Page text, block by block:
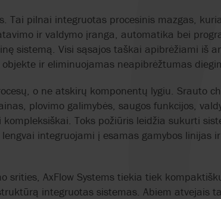
MACOGA
MARCH PUMPEN
MICROPUMP
MOTHERWELL
NOVAL
Tai pilnai integruotas procesinis mazgas,
ir valdymo įranga, automatika bei
sistemą. Visi sąsajos taškai apibrėžiami iš
ir eliminuojamas neapibrėžtumas
o ne atskirų komponentų lygiu. Srauto
plovimo galimybės, saugos funkcijos,
Toks požiūris leidžia sukurti
integruojami į esamas gamybos linijas
srities, AxFlow Systems tiekia tiek
integruotas sistemas. Abiem atvejais